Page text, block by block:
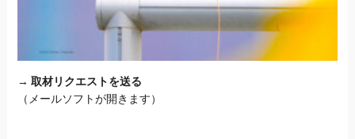
→ 取材リクエストを送る
（メールソフトが開きます）